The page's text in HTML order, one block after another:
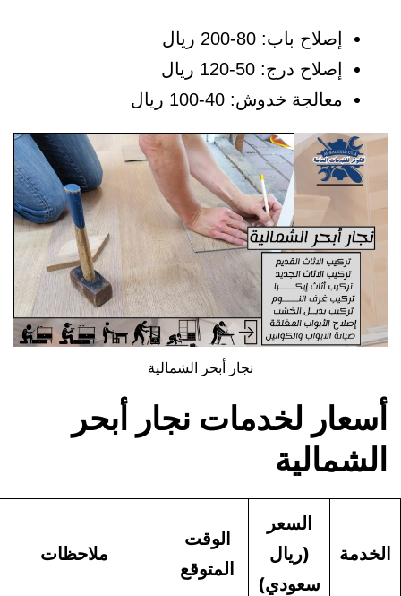
إصلاح باب: 80-200 ريال
إصلاح درج: 50-120 ريال
معالجة خدوش: 40-100 ريال
نجار أبحر الشمالية
لخدمات نجار أبحر
السعر
(ريال
سعودي)
الوقت
المتوقع
ملاحظات